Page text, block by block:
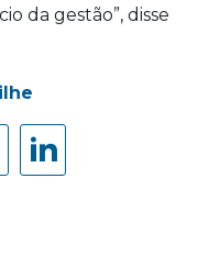
da gestão”, disse